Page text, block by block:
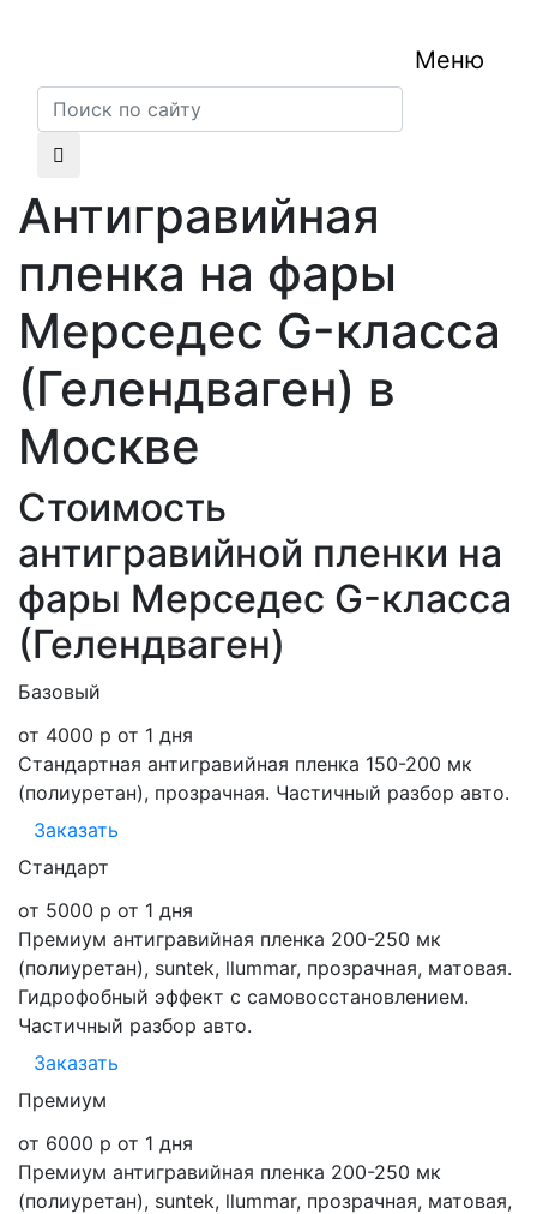
Меню
Антигравийная
пленка на фары
Мерседес G-класса
(Гелендваген) в
Москве
Стоимость
антигравийной пленки на
фары Мерседес G-класса
(Гелендваген)
Базовый
от 4000 р от 1 дня
Стандартная антигравийная пленка 150-200 мк
(полиуретан), прозрачная. Частичный разбор авто.
Заказать
Стандарт
от 5000 р от 1 дня
Премиум антигравийная пленка 200-250 мк
(полиуретан), suntek, llummar, прозрачная, матовая.
Гидрофобный эффект с самовосстановлением.
Частичный разбор авто.
Заказать
Премиум
от 6000 р от 1 дня
Премиум антигравийная пленка 200-250 мк
(полиуретан), suntek, llummar, прозрачная, матовая,